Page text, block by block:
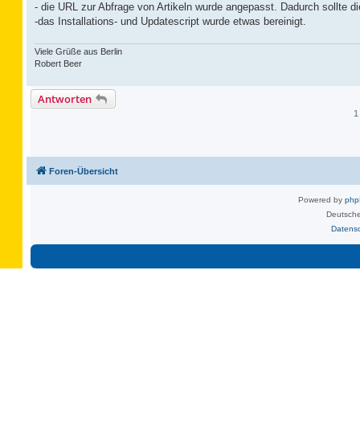
- die URL zur Abfrage von Artikeln wurde angepasst. Dadurch sollte
-das Installations- und Updatescript wurde etwas bereinigt.
Viele Grüße aus Berlin
Robert Beer
Antworten
Foren-Übersicht
Powered by